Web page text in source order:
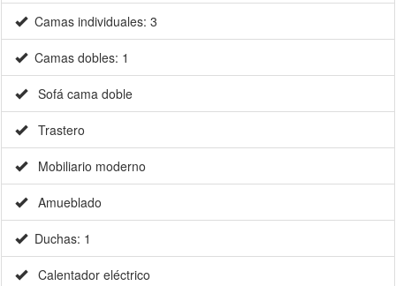
Camas individuales: 3
Camas dobles: 1
Sofá cama doble
Trastero
Mobiliario moderno
Amueblado
Duchas: 1
Calentador eléctrico